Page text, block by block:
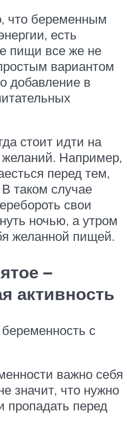
что беременным
есть
пищи все же не
вариантом
добавление в
стоит идти на
желаний. Например,
перед тем,
таком случае
свои
ночью, а утром
желанной пищей.
–
активность
с
важно себя
значит, что нужно
пропадать перед